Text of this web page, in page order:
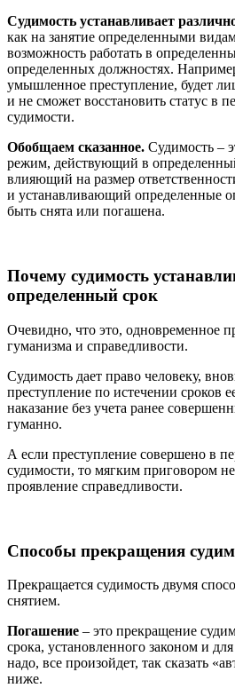
Судимость устанавливает
как на занятие определенными
возможность работать в
определенных должностях.
умышленное преступление, будет
и не сможет восстановить статус в
судимости.
Обобщаем сказанное. Судимость –
режим, действующий в
влияющий на размер
и устанавливающий определенные
быть снята или погашена.
Почему судимость
определенный срок
Очевидно, что это, одновременное
гуманизма и справедливости.
Судимость дает право человеку,
преступление по истечении сроков
наказание без учета ранее
гуманно.
А если преступление совершено в
судимости, то мягким приговором не
проявление справедливости.
Способы прекращения
Прекращается судимость двумя
снятием.
Погашение – это прекращение
срока, установленного законом и
надо, все произойдет, так сказать
ниже.